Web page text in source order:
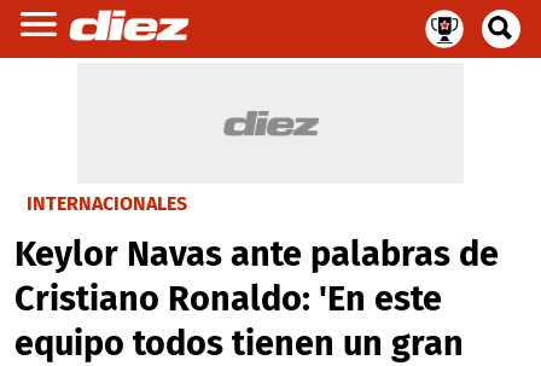
INTERNACIONALES
Keylor Navas ante palabras de
Cristiano Ronaldo: 'En este
equipo todos tienen un gran